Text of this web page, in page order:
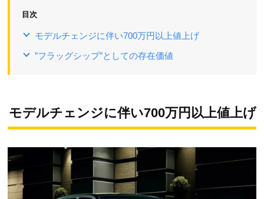
目次
モデルチェンジに伴い700万円以上値上げ
”フラッグシップ”としての存在価値
モデルチェンジに伴い700万円以上値上げ